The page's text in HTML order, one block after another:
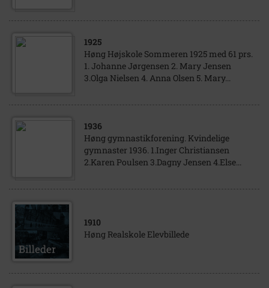
1925
Høng Højskole Sommeren 1925 med 61 prs.
1. Johanne Jørgensen 2. Mary Jensen
3.Olga Nielsen 4. Anna Olsen 5. Mary...
1936
Høng gymnastikforening. Kvindelige
gymnaster 1936. 1.Inger Christiansen
2.Karen Poulsen 3.Dagny Jensen 4.Else...
1910
Høng Realskole Elevbillede